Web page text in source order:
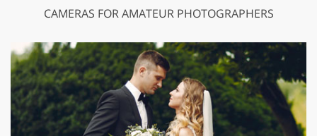
CAMERAS FOR AMATEUR PHOTOGRAPHERS